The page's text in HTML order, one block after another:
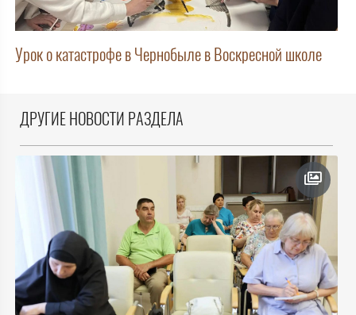
Урок о катастрофе в Чернобыле в Воскресной школе
ДРУГИЕ НОВОСТИ РАЗДЕЛА